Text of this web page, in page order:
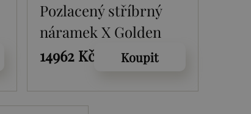
Pozlacený stříbrný
náramek X Golden
Edit Much Loved
14962 Kč Koupit